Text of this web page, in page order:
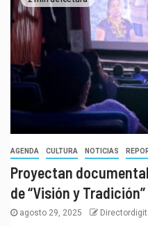
AGENDA CULTURA NOTICIAS
Proyectan
de “Visión y
agosto 29, 2025